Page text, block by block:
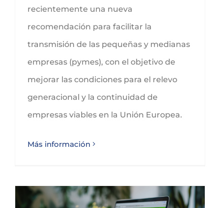
recientemente una nueva
recomendación para facilitar la
transmisión de las pequeñas y medianas
empresas (pymes), con el objetivo de
mejorar las condiciones para el relevo
generacional y la continuidad de
empresas viables en la Unión Europea.
Más información